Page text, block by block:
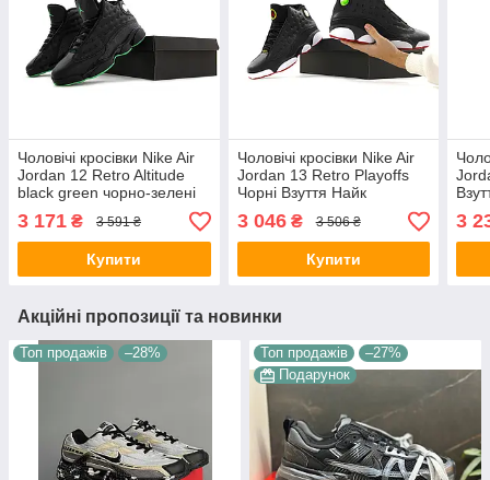
Чоловічі кросівки Nike Air
Jordan 12 Retro Altitude
black green чорно-зелені
шкіра текстиль демісезон
3 171 ₴ 3 591 ₴
Купити
Чоловічі кросівки Nike Air
Jordan 13 Retro Playoffs
Чорні Взуття Найк
Джордан шкіра текстиль
демісезон для хлопців
3 046₴ 3 506 ₴
Купити
3
Акційні пропозиції та новинки
Топ продажів –28% Топ продажів
–27%
Подарунок